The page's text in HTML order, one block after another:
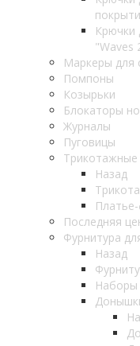
Крючки
"Waves
Маркеры для
Помпоны
Козырьки
Блокаторы
Журналы
Пуговицы
Трикотажные
Назад
Последняя
Фурнитура
Назад
Наборы